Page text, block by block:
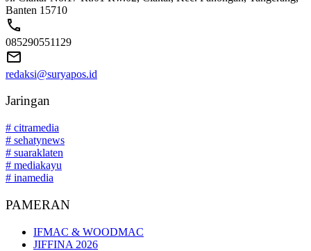
Banten 15710
085290551129
redaksi@suryapos.id
Jaringan
# citramedia
# sehatynews
# suaraklaten
# mediakayu
# inamedia
PAMERAN
IFMAC & WOODMAC
JIFFINA 2026